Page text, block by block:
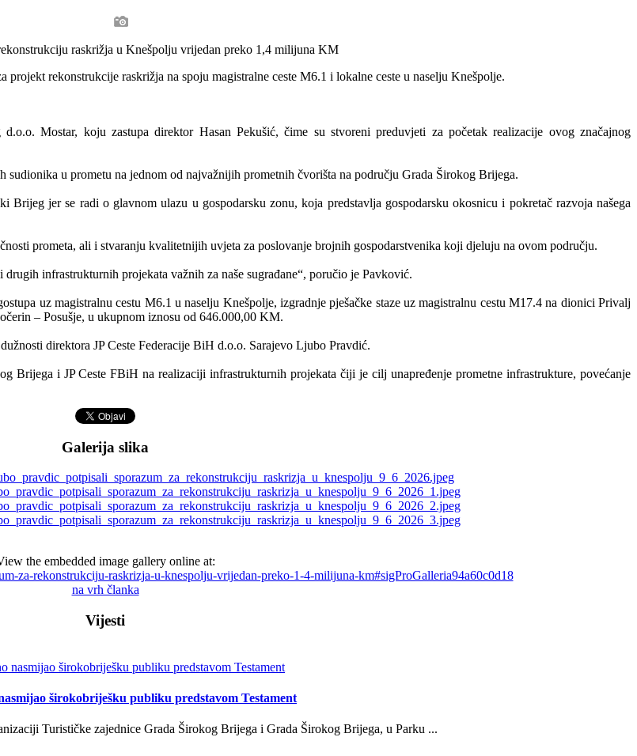
rekonstrukcije raskrižja na spoju magistralne ceste M6.1 i lokalne ceste u naselju Knešpolje.
Mostar, koju zastupa direktor Hasan Pekušić, čime su stvoreni preduvjeti za početak realizacije ovog značajnog
sudionika u prometu na jednom od najvažnijih prometnih čvorišta na području Grada Širokog Brijega.
jer se radi o glavnom ulazu u gospodarsku zonu, koja predstavlja gospodarsku okosnicu i pokretač razvoja našega
prometa, ali i stvaranju kvalitetnijih uvjeta za poslovanje brojnih gospodarstvenika koji djeluju na ovom području.
infrastrukturnih projekata važnih za naše sugrađane“, poručio je Pavković.
uz magistralnu cestu M6.1 u naselju Knešpolje, izgradnje pješačke staze uz magistralnu cestu M17.4 na dionici Privalj
– Posušje, u ukupnom iznosu od 646.000,00 KM.
direktora JP Ceste Federacije BiH d.o.o. Sarajevo Ljubo Pravdić.
Brijega i JP Ceste FBiH na realizaciji infrastrukturnih projekata čiji je cilj unapređenje prometne infrastrukture, povećanje
Galerija slika
the embedded image gallery online at:
za-rekonstrukciju-raskrizja-u-knespolju-vrijedan-preko-1-4-milijuna-km#sigProGalleria94a60c0d18
na vrh članka
Vijesti
širokobriješku publiku predstavom Testament
Turističke zajednice Grada Širokog Brijega i Grada Širokog Brijega, u Parku ...